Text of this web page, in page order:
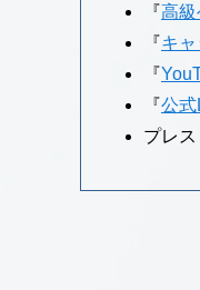
『高
『キ
『
『公式
プレ